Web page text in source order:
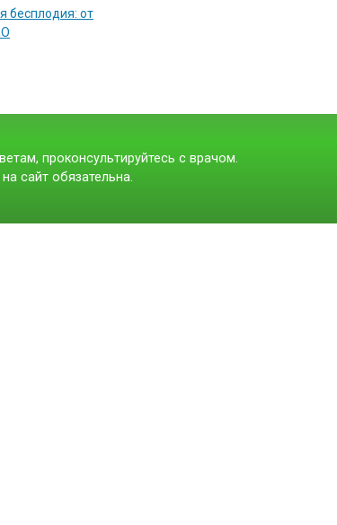
бесплодия: от
проконсультируйтесь с врачом.
сайт обязательна.